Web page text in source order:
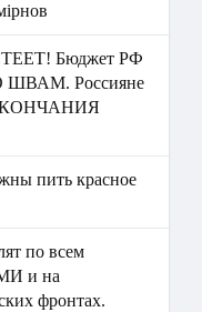
Бюджет РФ
Россияне
пить красное
по всем
и на
фронтах.